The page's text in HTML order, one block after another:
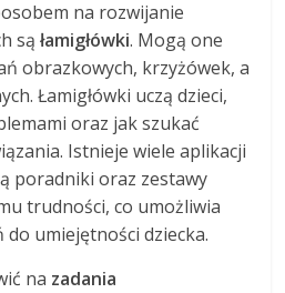
na rozwijanie
sąłamigłówki. Mogą one
obrazkowych, krzyżówek, a
Łamigłówki uczą dzieci,
oraz jak szukać
Istnieje wiele aplikacji
poradniki oraz zestawy
trudności, co umożliwia
umiejętności dziecka.
na zadania